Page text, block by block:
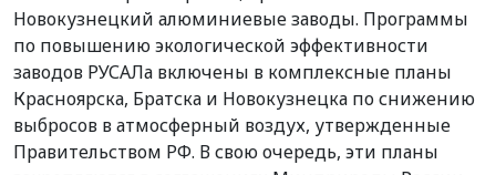
Новокузнецкий алюминиевые заводы. Программы
по повышению экологической эффективности
заводов РУСАЛа включены в комплексные планы
Красноярска, Братска и Новокузнецка по снижению
выбросов в атмосферный воздух, утвержденные
Правительством РФ. В свою очередь, эти планы